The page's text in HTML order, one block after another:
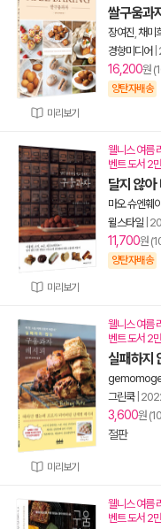
미리보기
쌀구움과
장여진 채미
경향미디어
16,200원
양탄자배송
미리보기
웰니스 여름
벤트 도서 2
달지 않아
마오 슈엔훼이
윌스타일
11,700원
양탄자배송
미리보기
웰니스 여름
벤트 도서 2
실패하지
그린쿡|
3,600원
절판
웰니스 여름
벤트 도서 2